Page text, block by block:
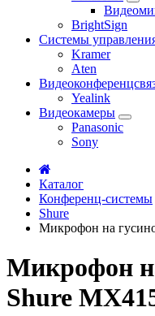
BrightSign
Системы
Kramer
Aten
Yealink
Видеокамеры
Panasonic
Sony
Каталог
Конференц-системы
Shure
Микрофон на
Микрофон
Shure